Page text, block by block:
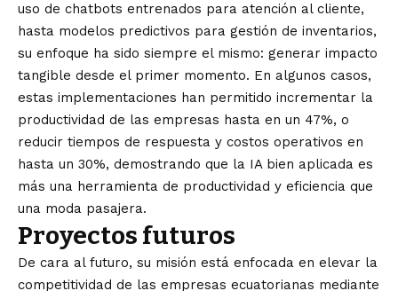
uso de chatbots entrenados para atención al cliente,
hasta modelos predictivos para gestión de inventarios,
su enfoque ha sido siempre el mismo: generar impacto
tangible desde el primer momento. En algunos casos,
estas implementaciones han permitido incrementar la
productividad de las empresas hasta en un 47%, o
reducir tiempos de respuesta y costos operativos en
hasta un 30%, demostrando que la IA bien aplicada es
más una herramienta de productividad y eficiencia que
una moda pasajera.
Proyectos futuros
De cara al futuro, su misión está enfocada en elevar la
competitividad de las empresas ecuatorianas mediante